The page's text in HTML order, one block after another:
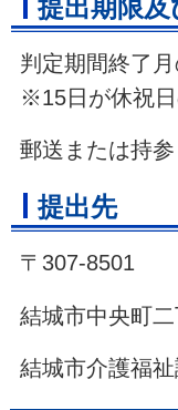
提出期限
判定期間終了
※15日が休祝
郵送または持参
提出先
〒307-8501
結城市中央町
結城市介護福